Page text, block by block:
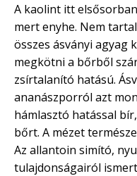
A kaolint itt
mert enyhe. Nem
összes ásványi agyag
megkötni a bőrből
zsírtalanító hatású.
ananászporról azt
hámlasztó hatással
bőrt. A mézet
Az allantoin simító,
tulajdonságairól